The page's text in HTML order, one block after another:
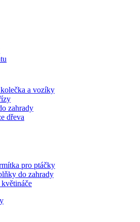
a vozíky
zahrady
dřeva
pro ptáčky
do zahrady